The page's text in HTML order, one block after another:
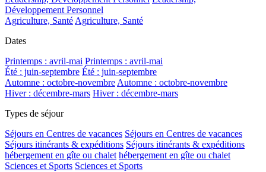
Développement Personnel
Agriculture, Santé Agriculture, Santé
Dates
Printemps : avril-mai Printemps : avril-mai
Été : juin-septembre Été : juin-septembre
Automne : octobre-novembre Automne : octobre-novembre
Hiver : décembre-mars Hiver : décembre-mars
Types de séjour
Séjours en Centres de vacances Séjours en Centres de vacances
Séjours itinérants & expéditions Séjours itinérants & expéditions
hébergement en gîte ou chalet hébergement en gîte ou chalet
Sciences et Sports Sciences et Sports